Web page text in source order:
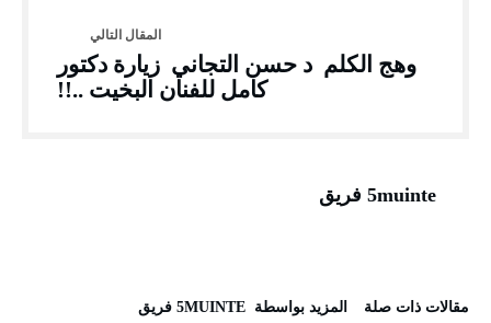
وهج الكلم د حسن التجاني زيارة دكتور
كامل للفنان البخيت ..!!
5muinte فريق
‫مقالات ذات صلة‬ ‫‫المزيد بواسطة‬ ‬ 5MUINTE فريق